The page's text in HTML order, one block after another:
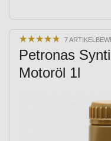
★★★★★
★★★★★ 7
Petronas
Motoröl 1l